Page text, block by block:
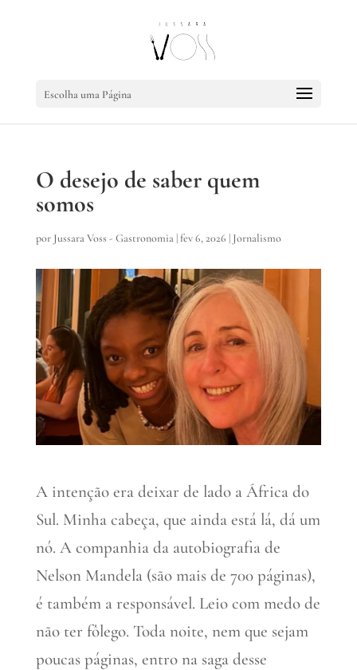
Escolha uma Página
O desejo de saber quem
somos
por Jussara Voss - Gastronomia|fev 6, 2026 | Jornalismo
A intenção era deixar de lado a África do
Sul. Minha cabeça, que ainda está lá, dá um
nó. A companhia da autobiografia de
Nelson Mandela (são mais de 700 páginas),
é também a responsável. Leio com medo de
não ter fôlego. Toda noite, nem que sejam
poucas páginas, entro na saga desse